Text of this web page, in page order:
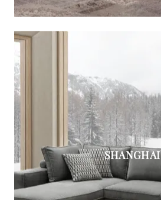
SHANGHAI